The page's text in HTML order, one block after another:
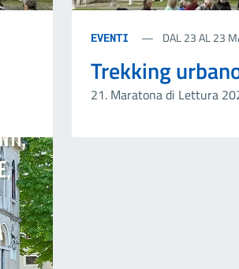
EVENTI DAL 23 AL 23
Trekking
21. Maratona di Lettura